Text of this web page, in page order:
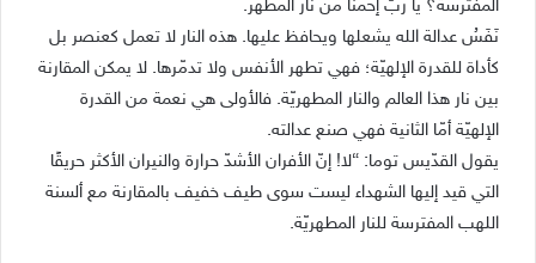
المفترسة؟ يا ربّ إحمنا من نار المطهر.
نَفَسُ عدالة الله يشعلها ويحافظ عليها. هذه النار لا تعمل كعنصر بل
كأداة للقدرة الإلهيّة؛ فهي تطهر الأنفس ولا تدمّرها. لا يمكن المقارنة
بين نار هذا العالم والنار المطهريّة. فالأولى هي نعمة من القدرة
الإلهيّة أمّا الثانية فهي صنع عدالته.
يقول القدّيس توما: “لا! إنّ الأفران الأشدّ حرارة والنيران الأكثر حريقًا
التي قيد إليها الشهداء ليست سوى طيف خفيف بالمقارنة مع ألسنة
اللهب المفترسة للنار المطهريّة.